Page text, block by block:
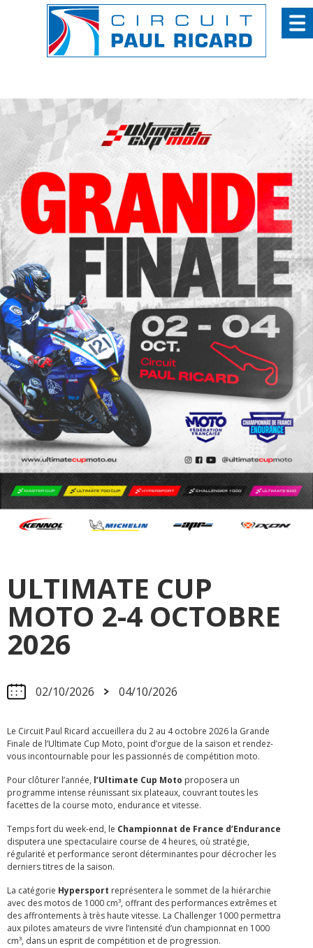
ULTIMATE CUP
MOTO 2-4 OCTOBRE
2026
02/10/2026 04/10/2026
Le Circuit Paul Ricard accueillera du 2 au 4 octobre 2026 la Grande
Finale de l’Ultimate Cup Moto, point d’orgue de la saison et rendez-
vous incontournable pour les passionnés de compétition moto.
Pour clôturer l’année, l’Ultimate Cup Moto proposera un
programme intense réunissant six plateaux, couvrant toutes les
facettes de la course moto, endurance et vitesse.
Temps fort du week-end, le Championnat de France d’Endurance
disputera une spectaculaire course de 4 heures, où stratégie,
régularité et performance seront déterminantes pour décrocher les
derniers titres de la saison.
La catégorie Hypersport représentera le sommet de la hiérarchie
avec des motos de 1000 cm³, offrant des performances extrêmes et
des affrontements à très haute vitesse. La Challenger 1000 permettra
aux pilotes amateurs de vivre l’intensité d’un championnat en 1000
cm³, dans un esprit de compétition et de progression.
Panneau de gestion des cookies